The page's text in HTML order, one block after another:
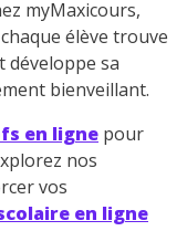
myMaxicours,
élève trouve
développe sa
bienveillant.
en ligne pour
nos
vos
en ligne